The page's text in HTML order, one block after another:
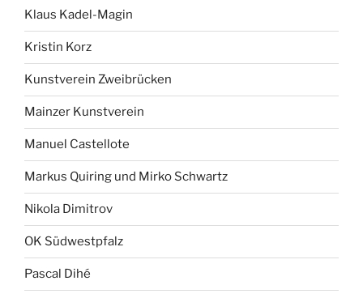
Klaus Kadel-Magin
Kristin Korz
Kunstverein Zweibrücken
Mainzer Kunstverein
Manuel Castellote
Markus Quiring und Mirko Schwartz
Nikola Dimitrov
OK Südwestpfalz
Pascal Dihé